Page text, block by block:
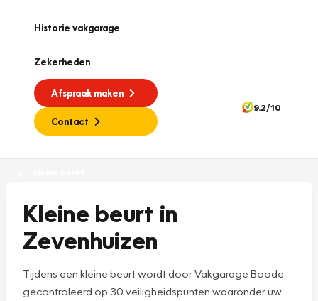
Historie vakgarage
Zekerheden
Afspraak maken
Contact
9.2/10
Kleine beurt in
Zevenhuizen
Tijdens een kleine beurt wordt door Vakgarage Boode
gecontroleerd op 30 veiligheidspunten waaronder uw